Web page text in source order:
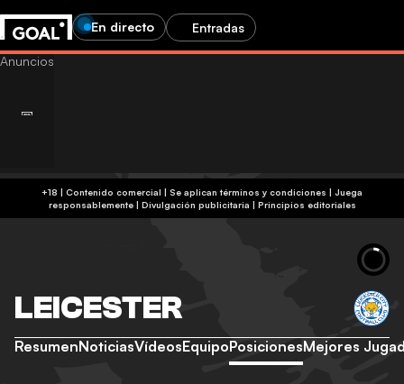
En directo Entradas
+18 | Contenido comercial | Se aplican términos y condiciones | Juega
responsablemente| Divulgación publicitaria | Principios editoriales
LEICESTER
ResumenNoticiasVídeosEquipoPosicionesMejores